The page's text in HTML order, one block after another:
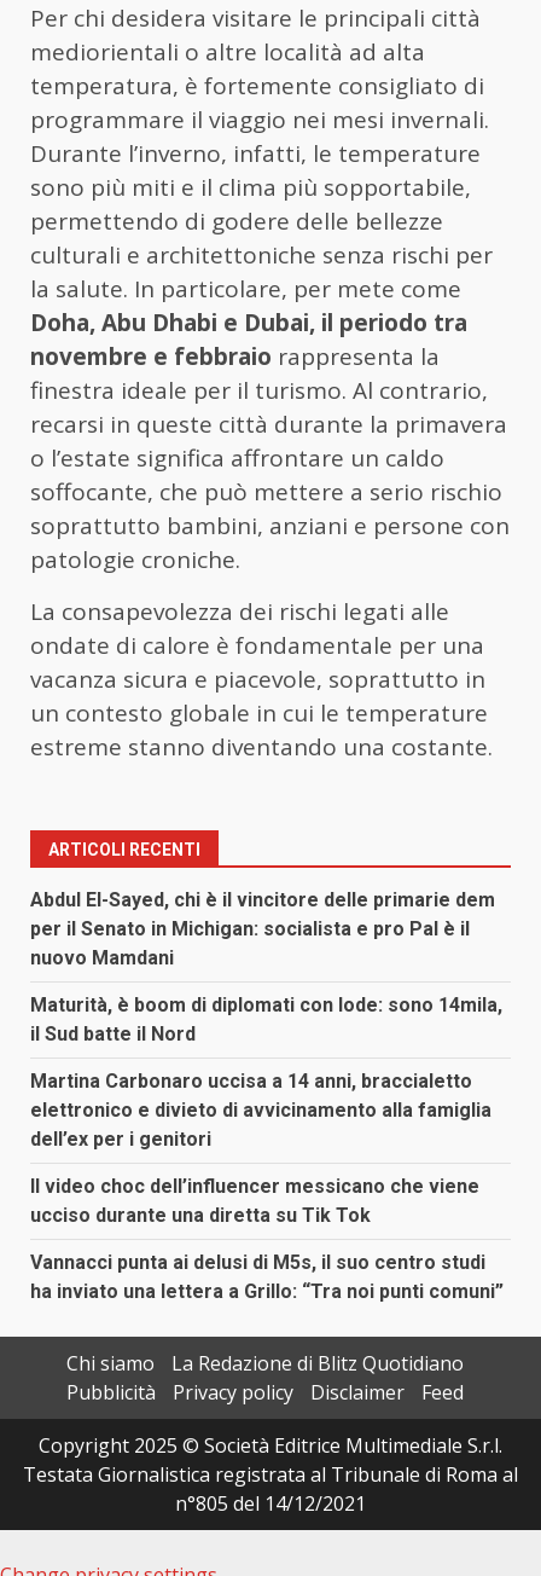
Per chi desidera visitare le principali città
mediorientali o altre località ad alta
temperatura, è fortemente consigliato di
programmare il viaggio nei mesi invernali.
Durante l’inverno, infatti, le temperature
sono più miti e il clima più sopportabile,
permettendo di godere delle bellezze
culturali e architettoniche senza rischi per
la salute. In particolare, per mete come
Doha, Abu Dhabi e Dubai, il periodo tra
novembre e febbraio rappresenta la
finestra ideale per il turismo. Al contrario,
recarsi in queste città durante la primavera
o l’estate significa affrontare un caldo
soffocante, che può mettere a serio rischio
soprattutto bambini, anziani e persone con
patologie croniche.
La consapevolezza dei rischi legati alle
ondate di calore è fondamentale per una
vacanza sicura e piacevole, soprattutto in
un contesto globale in cui le temperature
estreme stanno diventando una costante.
ARTICOLI RECENTI
Abdul El-Sayed, chi è il vincitore delle primarie dem
per il Senato in Michigan: socialista e pro Pal è il
nuovo Mamdani
Maturità, è boom di diplomati con lode: sono 14mila,
il Sud batte il Nord
Martina Carbonaro uccisa a 14 anni, braccialetto
elettronico e divieto di avvicinamento alla famiglia
dell’ex per i genitori
Il video choc dell’influencer messicano che viene
ucciso durante una diretta su Tik Tok
Vannacci punta ai delusi di M5s, il suo centro studi
ha inviato una lettera a Grillo: “Tra noi punti comuni”
Chi siamo
La Redazione di Blitz Quotidiano
Pubblicità
Privacy policy Disclaimer
Feed
Copyright 2025 © Società Editrice Multimediale S.r.l.
Testata Giornalistica registrata al Tribunale di Roma al
n°805 del 14/12/2021